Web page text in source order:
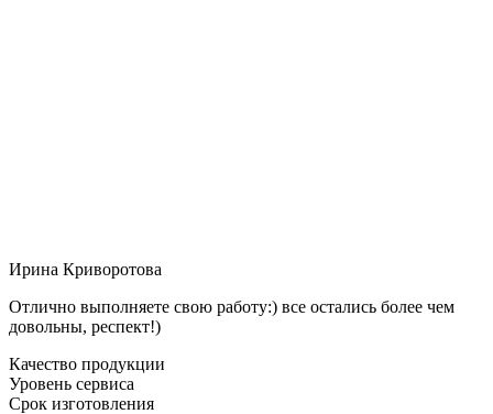
Ирина Криворотова
Отлично выполняете свою работу:) все остались более чем
довольны, респект!)
Качество продукции
Уровень сервиса
Срок изготовления